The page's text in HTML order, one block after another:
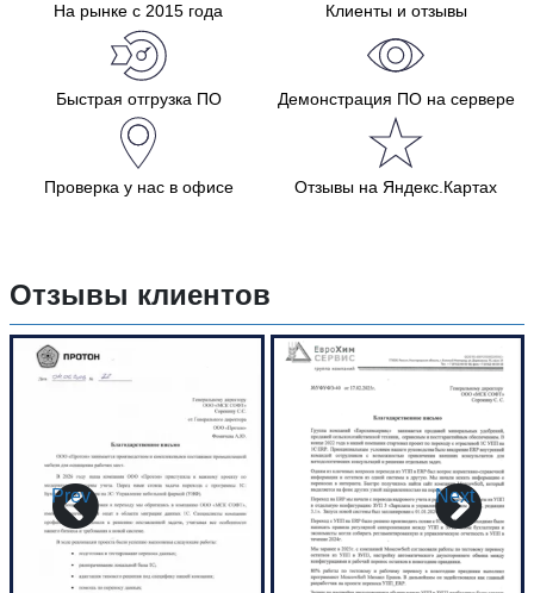
На рынке с 2015 года Клиенты и отзывы
Быстрая отгрузка ПО Демонстрация ПО на сервере
Проверка у нас в офисе Отзывы на Яндекс.Картах
Отзывы клиентов
Prev Next